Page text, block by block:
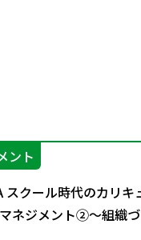
ント
スクール時代のカリキ
ネジメント②〜組織